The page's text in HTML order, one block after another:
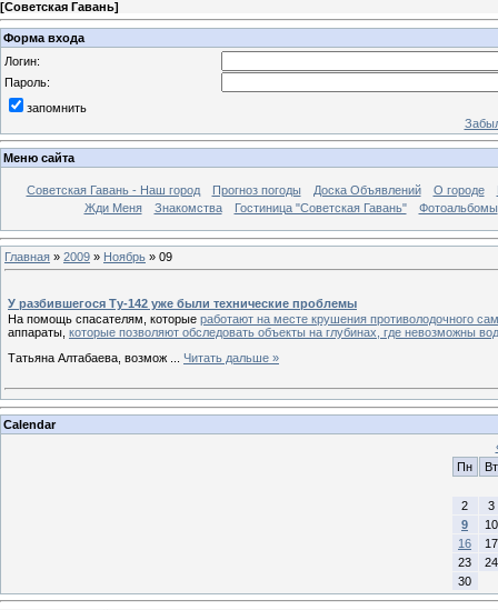
[Советская Гавань]
Форма входа
Логин:
Пароль:
запомнить
Меню сайта
Советская Гавань - Наш город Прогноз погоды Доска Объявлений О городе
Жди Меня
Знакомства Гостиница "Советская Гавань" Фотоальбомы
Главная » 2009 » Ноябрь » 09
У разбившегося Ту-142 уже были технические проблемы
На помощь спасателям, которые работают на месте крушения противолодочного
аппараты, которые позволяют обследовать объекты на глубинах, где невозможны
Татьяна Алтабаева, возмож
Читать дальше »
Calendar
Пн
Вт
2
3
9
10
16
17
23
24
30